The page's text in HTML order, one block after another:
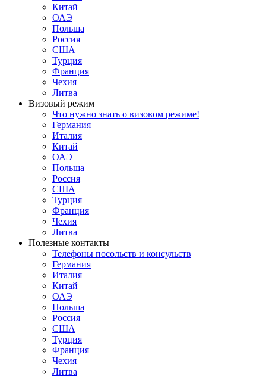
Китай
ОАЭ
Польша
Россия
США
Турция
Франция
Чехия
Литва
Визовый режим
Что нужно знать о визовом режиме!
Германия
Италия
Китай
ОАЭ
Польша
Россия
США
Турция
Франция
Чехия
Литва
Полезные контакты
Телефоны посольств и консульств
Германия
Италия
Китай
ОАЭ
Польша
Россия
США
Турция
Франция
Чехия
Литва